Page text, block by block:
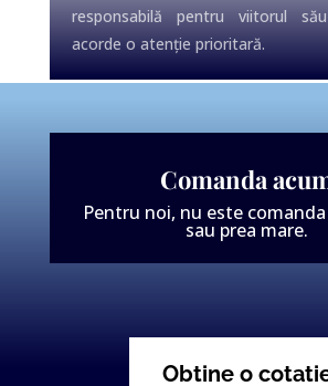
responsabilă pentru viitorul
acorde o atenție prioritară.
Comanda
Pentru noi, nu este
sau prea mare.
Obtine o